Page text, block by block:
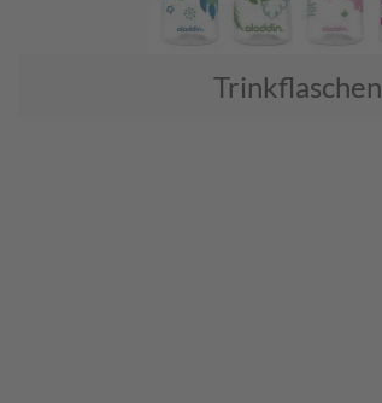
Trinkflaschen